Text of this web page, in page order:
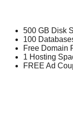
500 GB Disk
100
Free Domain
1 Hosting
FREE Ad